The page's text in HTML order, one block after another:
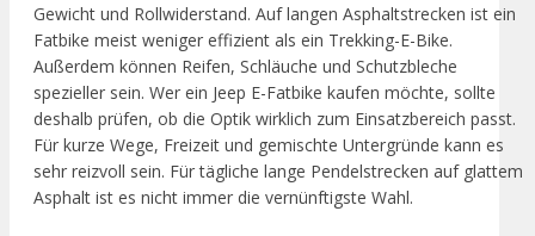
Gewicht und Rollwiderstand. Auf langen Asphaltstrecken ist ein
Fatbike meist weniger effizient als ein Trekking-E-Bike.
Außerdem können Reifen, Schläuche und Schutzbleche
spezieller sein. Wer ein Jeep E-Fatbike kaufen möchte, sollte
deshalb prüfen, ob die Optik wirklich zum Einsatzbereich passt.
Für kurze Wege, Freizeit und gemischte Untergründe kann es
sehr reizvoll sein. Für tägliche lange Pendelstrecken auf glattem
Asphalt ist es nicht immer die vernünftigste Wahl.